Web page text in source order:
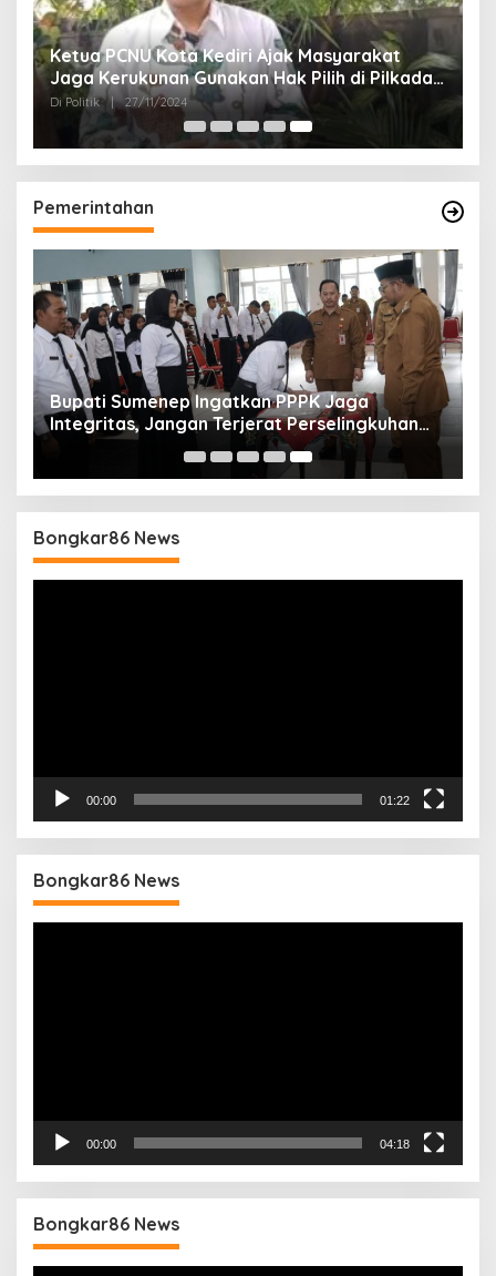
Ketua PCNU Kota Kediri Ajak Masyarakat
Jaga Kerukunan Gunakan Hak Pilih di Pilkada
2024
Di Politik | 27/11/2024
Pemerintahan
Bupati Sumenep Ingatkan PPPK Jaga
Integritas, Jangan Terjerat Perselingkuhan
dan Judi Online
Bongkar86 News
00:00 01:22
Bongkar86 News
00:00 04:18
Bongkar86 News